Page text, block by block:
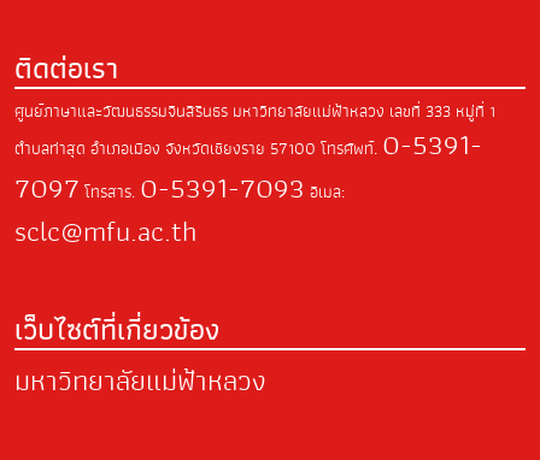
ติดต่อเรา
ศูนย์ภาษาและวัฒนธรรมจีนสิรินธร มหาวิทยาลัยแม่ฟ้าหลวง เลขที่ 333 หมู่ที่ 1
ตำบลท่าสุด อำเภอเมือง จังหวัดเชียงราย 57100 โทรศัพท์. 0-5391-
7097 โทรสาร. 0-5391-7093 อีเมล:
sclc@mfu.ac.th
เว็บไซต์ที่เกี่ยวข้อง
มหาวิทยาลัยแม่ฟ้าหลวง